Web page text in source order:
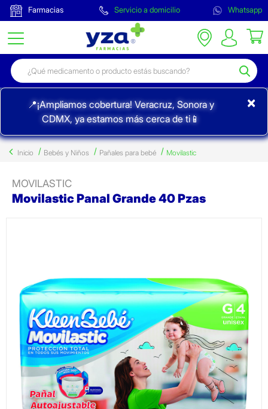
Farmacias Servicio a domicilio Whatsapp
📍¡Ampliamos cobertura! Veracruz, Sonora y
CDMX, ya estamos más cerca de ti📱
×
Inicio Bebés y Niños Pañales para bebé Movilastic
MOVILASTIC
Movilastic Panal Grande 40 Pzas